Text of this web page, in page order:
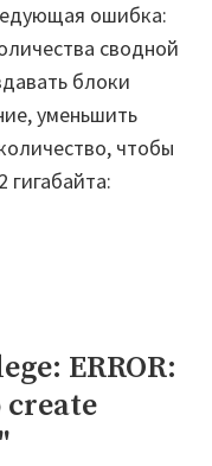
ошибка:
сводной
блоки
уменьшить
чтобы
ERROR: